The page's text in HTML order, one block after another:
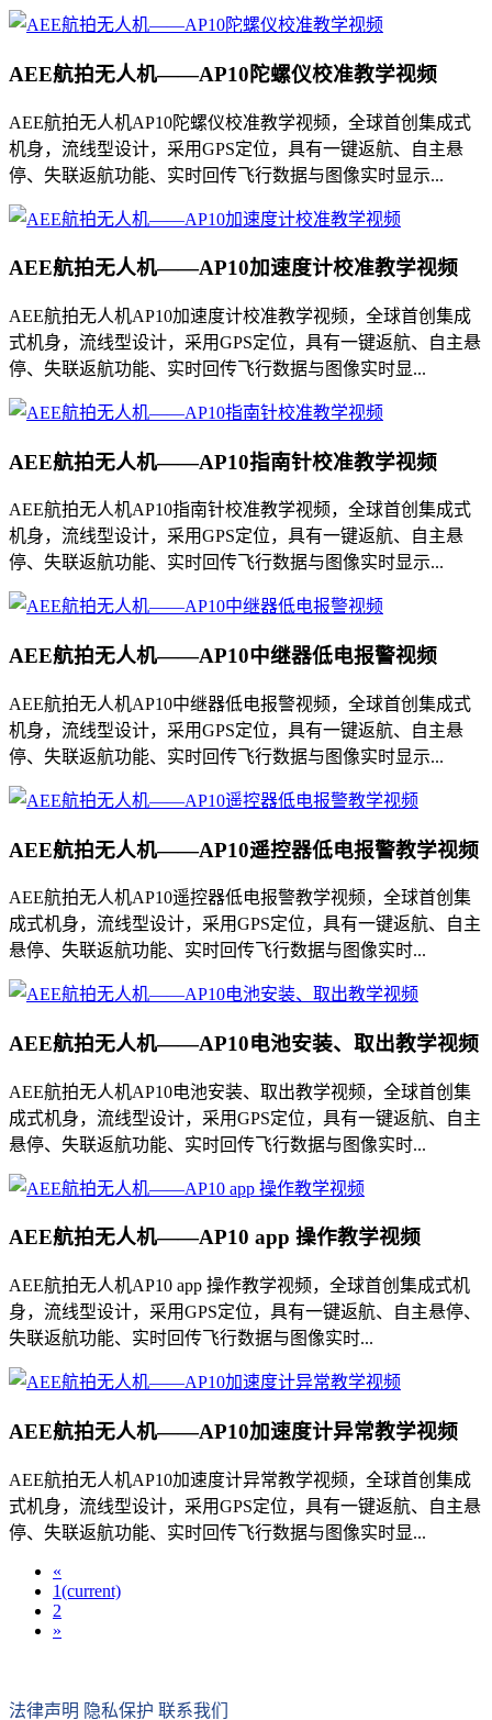
AEE航拍无人机——AP10陀螺仪校准教学视频
AEE航拍无人机AP10陀螺仪校准教学视频，全球首创集成式
机身，流线型设计，采用GPS定位，具有一键返航、自主悬
停、失联返航功能、实时回传飞行数据与图像实时显示...
AEE航拍无人机——AP10加速度计校准教学视频
AEE航拍无人机AP10加速度计校准教学视频，全球首创集成
式机身，流线型设计，采用GPS定位，具有一键返航、自主悬
停、失联返航功能、实时回传飞行数据与图像实时显...
AEE航拍无人机——AP10指南针校准教学视频
AEE航拍无人机AP10指南针校准教学视频，全球首创集成式
机身，流线型设计，采用GPS定位，具有一键返航、自主悬
停、失联返航功能、实时回传飞行数据与图像实时显示...
AEE航拍无人机——AP10中继器低电报警视频
AEE航拍无人机AP10中继器低电报警视频，全球首创集成式
机身，流线型设计，采用GPS定位，具有一键返航、自主悬
停、失联返航功能、实时回传飞行数据与图像实时显示...
AEE航拍无人机——AP10遥控器低电报警教学视频
AEE航拍无人机AP10遥控器低电报警教学视频，全球首创集
成式机身，流线型设计，采用GPS定位，具有一键返航、自主
悬停、失联返航功能、实时回传飞行数据与图像实时...
AEE航拍无人机——AP10电池安装、取出教学视频
AEE航拍无人机AP10电池安装、取出教学视频，全球首创集
成式机身，流线型设计，采用GPS定位，具有一键返航、自主
悬停、失联返航功能、实时回传飞行数据与图像实时...
AEE航拍无人机——AP10 app 操作教学视频
AEE航拍无人机AP10 app 操作教学视频，全球首创集成式机
身，流线型设计，采用GPS定位，具有一键返航、自主悬停、
失联返航功能、实时回传飞行数据与图像实时...
AEE航拍无人机——AP10加速度计异常教学视频
AEE航拍无人机AP10加速度计异常教学视频，全球首创集成
式机身，流线型设计，采用GPS定位，具有一键返航、自主悬
停、失联返航功能、实时回传飞行数据与图像实时显...
«
1(current)
2
»
法律声明 隐私保护 联系我们